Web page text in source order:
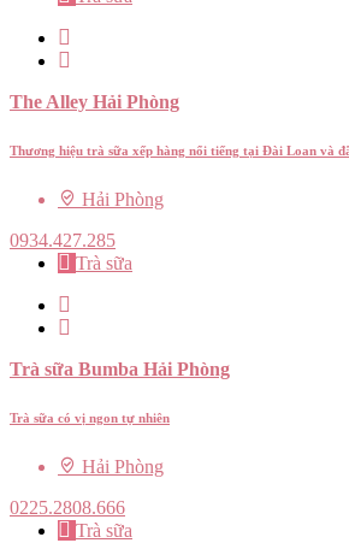
The Alley Hải Phòng
Thương hiệu trà sữa xếp hàng nổi tiếng tại Đài Loan và
Hải Phòng
0934.427.285
Trà sữa
Trà sữa Bumba Hải Phòng
Trà sữa có vị ngon tự nhiên
Hải Phòng
0225.2808.666
Trà sữa